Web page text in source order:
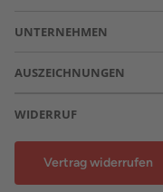
UNTERNEHMEN
AUSZEICHNUNGEN
WIDERRUF
Vertrag widerrufen